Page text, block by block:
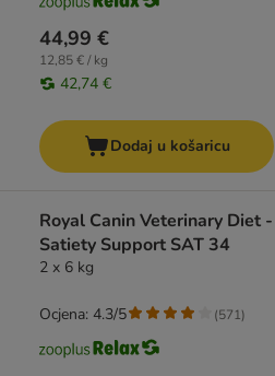
44,99 €
12,85 € / kg
42,74 €
Dodaj u košaricu
Royal Canin Veterinary Diet -
Satiety Support SAT 34
2 x 6 kg
Ocjena: 4.3/5 (571)